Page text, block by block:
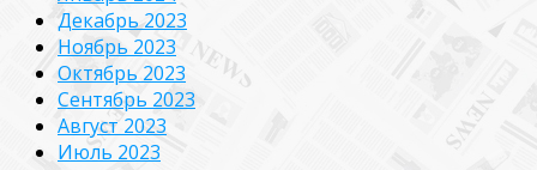
Декабрь 2023
Ноябрь 2023
Октябрь 2023
Сентябрь 2023
Август 2023
Июль 2023